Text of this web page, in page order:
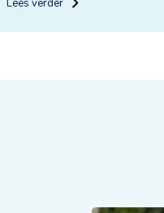
Lees verder